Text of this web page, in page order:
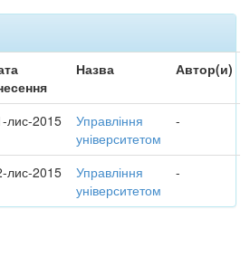
Назва Автор(и)
лис-2015
Управління
університетом
-
лис-2015
Управління
університетом
-